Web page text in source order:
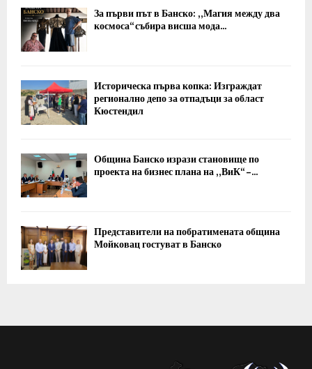
За първи път в Банско: „Магия между два
космоса“ събира висша мода...
Историческа първа копка: Изграждат
регионално депо за отпадъци за област
Кюстендил
Община Банско изрази становище по
проекта на бизнес плана на „ВиК“ –...
Представители на побратимената община
Мойковац гостуват в Банско